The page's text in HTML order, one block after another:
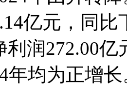
亿元，同
利润272.00
年均为正增